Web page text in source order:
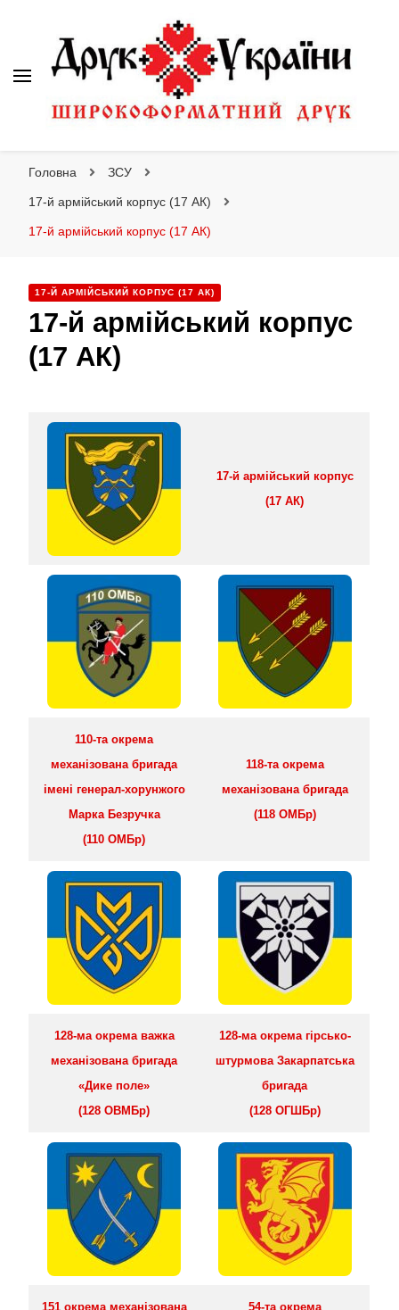
Головна ЗСУ
17-й армійський корпус (17 АК)
17-й армійський корпус (17 АК)
17-Й АРМІЙСЬКИЙ КОРПУС (17 АК)
17-й армійський корпус
(17 АК)
17-й армійський корпус
(17 АК)
110-та окрема
механізована бригада
імені генерал-хорунжого
Марка Безручка
(110 ОМБр)
118-та окрема
механізована бригада
(118 ОМБр)
128-ма окрема важка
механізована бригада
«Дике поле»
(128 ОВМБр)
128-ма окрема гірсько-
штурмова Закарпатська
бригада
(128 ОГШБр)
151 окрема механізована
54-та окрема